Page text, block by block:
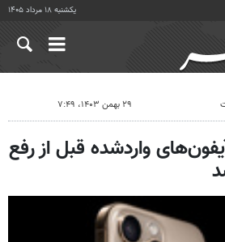
یکشنبه ۱۸ مرداد ۱۴۰۵
۲۹ بهمن ۱۴۰۳، ۷:۴۹
واردشده قبل از رفع